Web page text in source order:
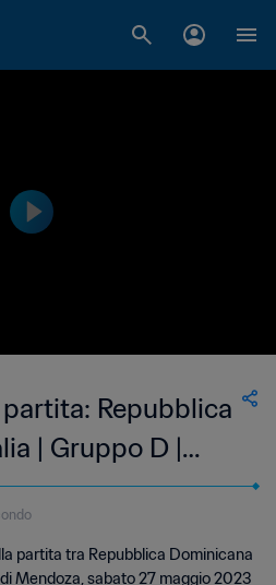
Repubblica
| Gruppo D |
FIFA U-20
partita tra Repubblica Dominicana
Mendoza, sabato 27 maggio 2023